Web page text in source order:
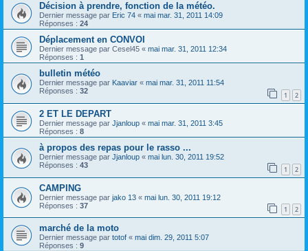
Décision à prendre, fonction de la météo.
Dernier message par Eric 74 « mai mar. 31, 2011 14:09
Réponses : 24
Déplacement en CONVOI
Dernier message par Cesel45 « mai mar. 31, 2011 12:34
Réponses : 1
bulletin météo
Dernier message par Kaaviar « mai mar. 31, 2011 11:54
Réponses : 32 1 2
2 ET LE DEPART
Dernier message par Jjanloup « mai mar. 31, 2011 3:45
Réponses : 8
à propos des repas pour le rasso ...
Dernier message par Jjanloup « mai lun. 30, 2011 19:52
Réponses : 43 1 2
CAMPING
Dernier message par jako 13 « mai lun. 30, 2011 19:12
Réponses : 37 1 2
marché de la moto
Dernier message par totof « mai dim. 29, 2011 5:07
Réponses : 9